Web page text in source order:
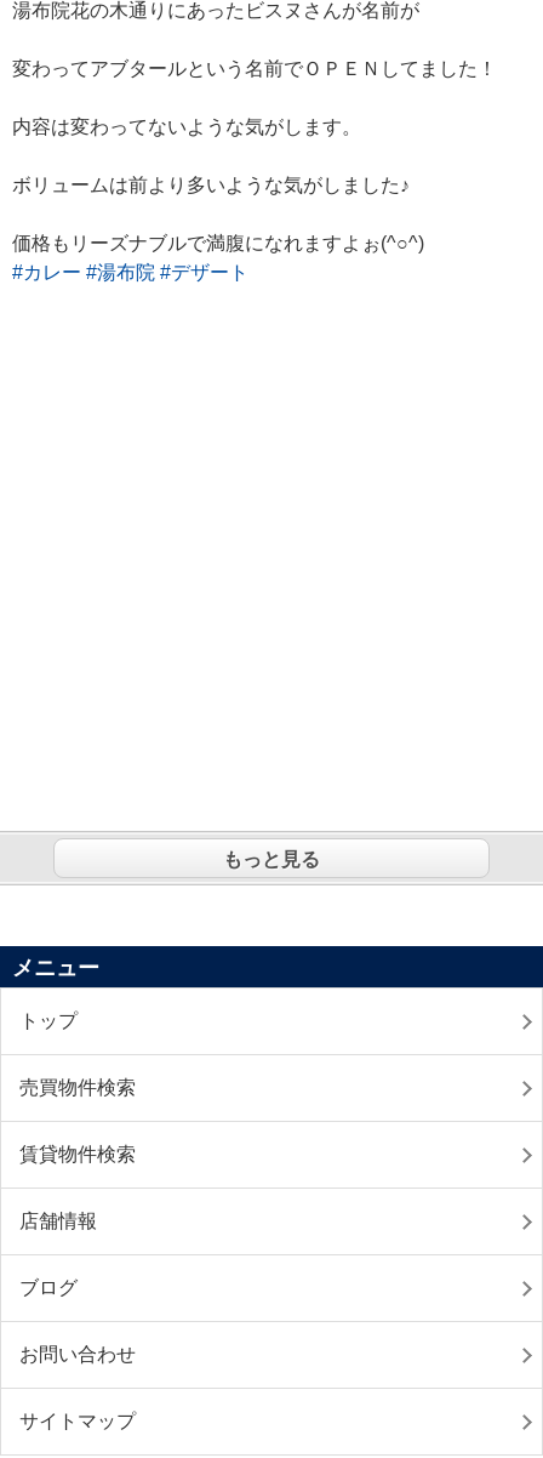
湯布院花の木通りにあったビスヌさんが名前が
変わってアブタールという名前でＯＰＥＮしてました！
内容は変わってないような気がします。
ボリュームは前より多いような気がしました♪
価格もリーズナブルで満腹になれますよぉ(^○^)
#カレー #湯布院 #デザート
もっと見る
メニュー
トップ
売買物件検索
賃貸物件検索
店舗情報
ブログ
お問い合わせ
サイトマップ